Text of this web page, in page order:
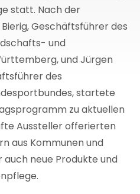
statt. Nach der
Geschäftsführer des
und
und Jürgen
des
startete
zu aktuellen
Aussteller offerierten
aus Kommunen und
neue Produkte und